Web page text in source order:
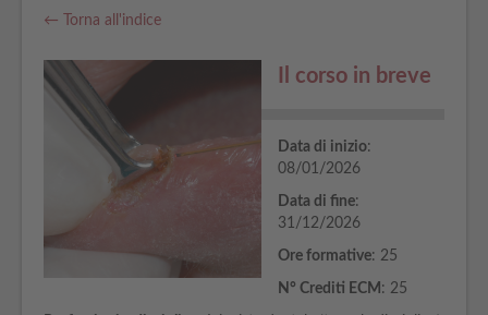
← Torna all'indice
Il corso in breve
Data di inizio:
08/01/2026
Data di fine:
31/12/2026
Ore formative: 25
N° Crediti ECM : 25